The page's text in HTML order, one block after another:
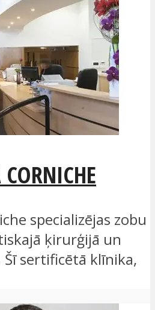
specializējas zobu
ķirurģijā un
sertificētā klīnika,